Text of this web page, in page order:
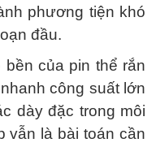
phương tiện khó
đầu.
của pin thể rắn
công suất lớn
dày đặc trong môi
vẫn là bài toán cần